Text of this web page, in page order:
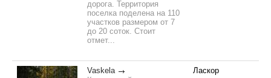
дорога. Территория
поселка поделена на 110
участков размером от 7
до 20 соток. Стоит
отмет...
Vaskela
Ласкор